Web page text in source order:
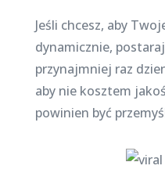
Jeśli chcesz, aby
dynamicznie,
przynajmniej raz
aby nie kosztem
powinien być